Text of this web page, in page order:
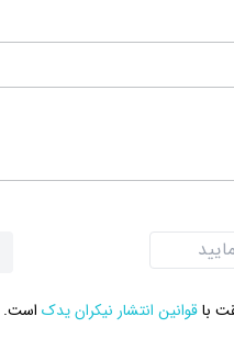
باقوانین انتشار نیکران یدک است.